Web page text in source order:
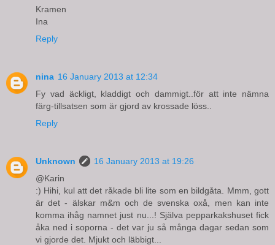
Kramen
Ina
Reply
nina 16 January 2013 at 12:34
Fy vad äckligt, kladdigt och dammigt..för att inte nämna
färg-tillsatsen som är gjord av krossade löss..
Reply
Unknown
16 January 2013 at 19:26
@Karin
:) Hihi, kul att det råkade bli lite som en bildgåta. Mmm, gott
är det - älskar m&m och de svenska oxå, men kan inte
komma ihåg namnet just nu...! Själva pepparkakshuset fick
åka ned i soporna - det var ju så många dagar sedan som
vi gjorde det. Mjukt och läbbigt...